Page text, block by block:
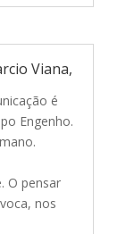
Viana,
é
Engenho.
O pensar
nos